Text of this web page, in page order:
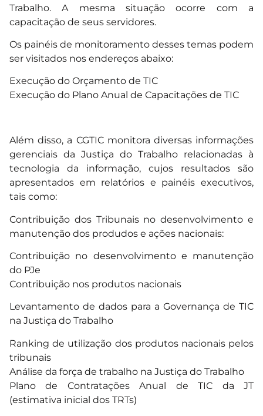
Trabalho. A mesma situação ocorre com a
capacitação de seus servidores.
Os painéis de monitoramento desses temas podem
ser visitados nos endereços abaixo:
Execução do Orçamento de TIC
Execução do Plano Anual de Capacitações de TIC
Além disso, a CGTIC monitora diversas informações
gerenciais da Justiça do Trabalho relacionadas à
tecnologia da informação, cujos resultados são
apresentados em relatórios e painéis executivos,
tais como:
Contribuição dos Tribunais no desenvolvimento e
manutenção dos produdos e ações nacionais:
Contribuição no desenvolvimento e manutenção
do PJe
Contribuição nos produtos nacionais
Levantamento de dados para a Governança de TIC
na Justiça do Trabalho
Ranking de utilização dos produtos nacionais pelos
tribunais
Análise da força de trabalho na Justiça do Trabalho
Plano de Contratações Anual de TIC da JT
(estimativa inicial dos TRTs)